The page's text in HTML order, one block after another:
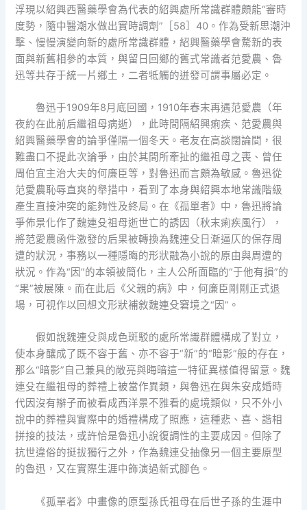
浮現以紹興西醫藥學會為代表的紹興處所常識群體頗能“審時
度勢，隨中醫潮水做出實時調劑”［58］40。作為受新思潮沖
擊、慢慢演變向新的處所常識群體，紹興醫藥學會騖新的表
面與新舊相參的本質，與留日回鄉的舊式常識者范愛農、魯
迅等共存于統一片鄉土，二者牴觸的迸發可謂事屬必定。
魯迅于1909年8月底回國，1910年春末再遇范愛農（年
夜約在此前后繼祖母病逝），此時間隔紹興痢疾、范愛農與
紹興醫藥學會的論爭僅隔一個冬天。老友在高談闊論間，很
難盡口不提此次論爭，由於其間所牽扯的繼祖母之喪、曾任
周伯宜主治大夫的何廉臣等，對魯迅而言頗為敏感。魯迅從
范愛農恥辱直爽的舉措中，看到了本身與紹興本地常識階級
產生直接沖突的能夠性及終局。在《孤單者》中，魯迅將論
爭佈景化作了魏連殳祖母逝世亡的誘因（秋末痢疾風行），
將范愛農函件激發的后果被轉換為魏連殳日漸逼仄的保存周
遭的狀況，事務以一種隱晦的形狀融為小說的原由與周遭的
狀況。作為“因”的本領被簡化，主人公所面臨的“于他有損”的
“果”被展陳。而在此后《父親的病》中，何廉臣剛剛正式退
場，可視作以回想文形狀補敘魏連殳窘境之“因”。
假如說魏連殳與成色斑駁的處所常識群體構成了對立，
使本身釀成了既不容于舊、亦不容于“新”的“暗影”般的存在，
那么“暗影”自己兼具的敞亮與晦暗這一特征異樣值得留意。魏
連殳在繼祖母的葬禮上被當作異類，與魯迅在與朱安成婚時
代因沒有辮子而被看成西洋景不雅看的處境類似，只不外小
說中的葬禮與實際中的婚禮構成了照應，這種悲、喜、諧相
拼接的技法，或許恰是魯迅小說復調性的主要成因。但除了
抗世違俗的挺拔獨行之外，作為魏連殳抽像另一個主要原型
的魯迅，又在實際生涯中飾演過新式腳色。
《孤單者》中畫像的原型孫氏祖母在后世子孫的生涯中